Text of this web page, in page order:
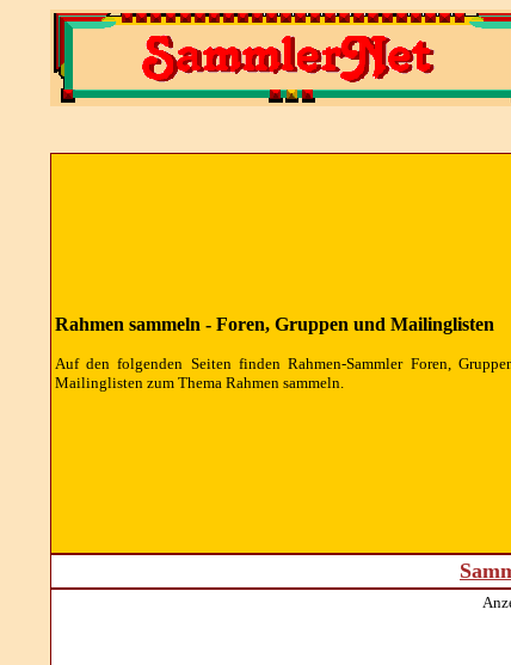
Rahmen sammeln - Foren, Gruppen und Mailinglisten
Auf den folgenden Seiten finden Rahmen-Sammler Foren,
Mailinglisten zum Thema Rahmen sammeln.